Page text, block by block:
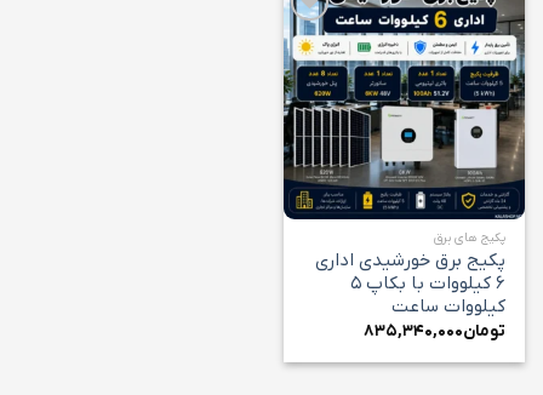
افزودن
به
علاقه
مندی
ها
پکیج های برق
پکیج برق خورشیدی اداری
۶ کیلووات با بکاپ ۵
کیلووات ساعت
تومان۸۳۵,۳۴۰,۰۰۰